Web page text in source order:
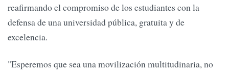
reafirmando el compromiso de los estudiantes con la
defensa de una universidad pública, gratuita y de
excelencia.
"Esperemos que sea una movilización multitudinaria, no